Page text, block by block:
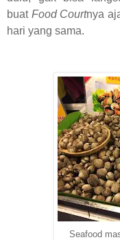
buat Food Courtnya
hari yang sama.
Seafood